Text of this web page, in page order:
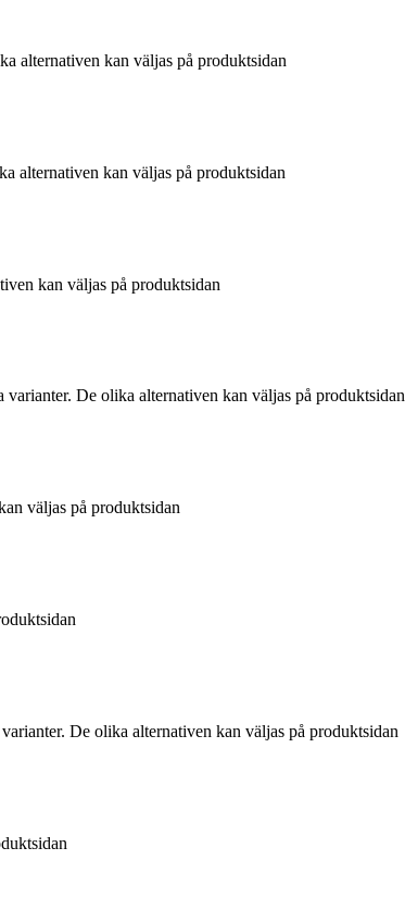
alternativen kan väljas på produktsidan
alternativen kan väljas på produktsidan
kan väljas på produktsidan
varianter. De olika alternativen kan väljas på produktsidan
väljas på produktsidan
De olika alternativen kan väljas på produktsidan